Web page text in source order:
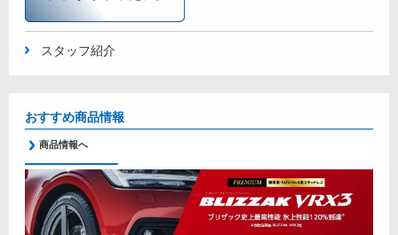
スタッフ紹介
おすすめ商品情報
商品情報へ